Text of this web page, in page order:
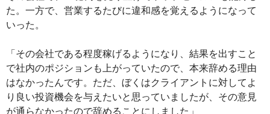
た。一方で、営業するたびに違和感を覚えるようになって
いった。
「その会社である程度稼げるようになり、結果を出すこと
で社内のポジションも上がっていたので、本来辞める理由
はなかったんです。ただ、ぼくはクライアントに対してよ
り良い投資機会を与えたいと思っていましたが、その意見
が通らなかったので辞めることにしました」